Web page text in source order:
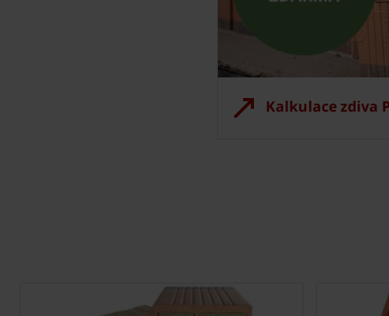
Kalkulace zdiva